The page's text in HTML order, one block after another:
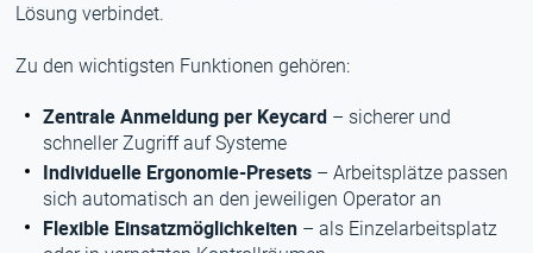
Lösung verbindet.
Zu den wichtigsten Funktionen gehören:
Zentrale Anmeldung per Keycard – sicherer und
schneller Zugriff auf Systeme
Individuelle Ergonomie-Presets – Arbeitsplätze passen
sich automatisch an den jeweiligen Operator an
Flexible Einsatzmöglichkeiten – als Einzelarbeitsplatz